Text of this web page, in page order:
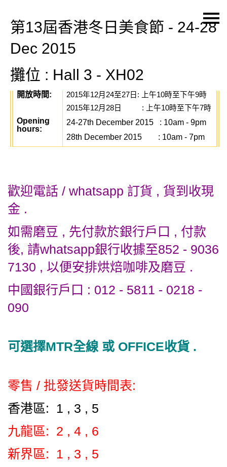
第13屆香港冬日美食節 - 24-28
Dec 2015
攤位 : Hall 3 - XH02
開放時間:
Opening
hours:
2015年12月 24至27日 : 上午10時至下午9時
2015年12月 28日 : 上午10時至下午7時
24-27th December 2015 : 10am - 9pm
28th December 2015
: 10am - 7pm
主頁
關於我們
特價貨品
貨品分類
HK$
語言
歡迎電話 / whatsapp 訂貨 , 貨到收現
金 .
如需磨豆 , 先付款於銀行戶口 , 付款
後, 請whatsapp銀行收據至852 - 9036
7130 , 以便安排烘焙咖啡及磨豆 .
中國銀行戶口 : 012 - 5811 - 0218 -
090
可選擇MTR全線 或 OFFICE收貨 .
零售 / 批發送貨時間表:
香港區: 1 , 3 , 5
九龍區: 2 , 4 , 6
新界區: 1 , 3 , 5